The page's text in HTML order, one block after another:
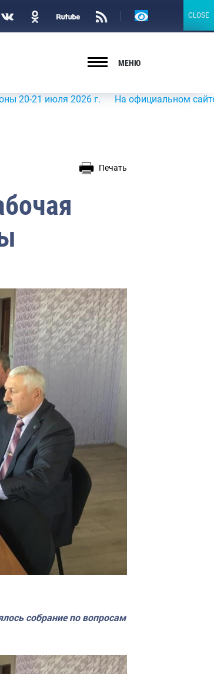
Версия
МЕНЮ
2026 г. На официальном сайте
Печать
собрание по вопросам
CLOSE
CLOSE